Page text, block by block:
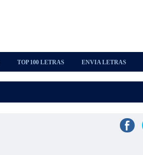
TOP 100 LETRAS ENVIA LETRAS